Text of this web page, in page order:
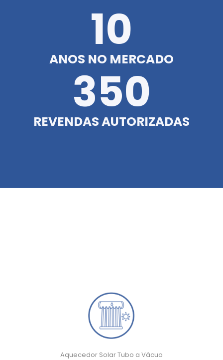
10
ANOS NO MERCADO
350
REVENDAS AUTORIZADAS
Aquecedor Solar Tubo a Vácuo